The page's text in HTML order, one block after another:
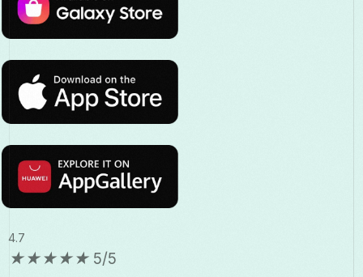
4.7
★★★★★ 5/5